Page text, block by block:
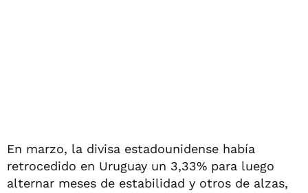
En marzo, la divisa estadounidense había
retrocedido en Uruguay un 3,33% para luego
alternar meses de estabilidad y otros de alzas,